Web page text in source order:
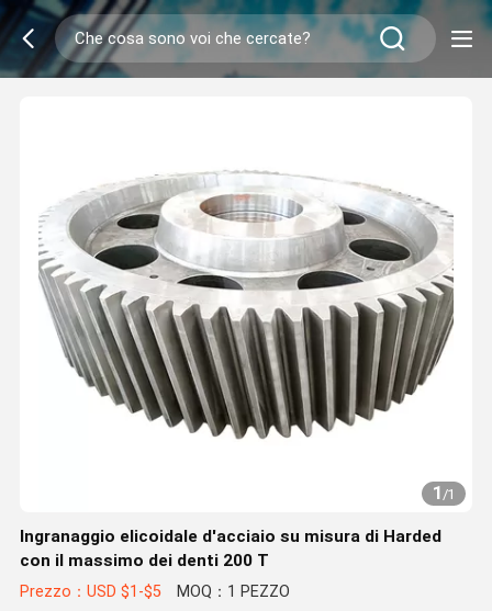
1/1
Ingranaggio elicoidale d'acciaio su misura di Harded
con il massimo dei denti 200 T
Prezzo：USD $1-$5 MOQ：1 PEZZO